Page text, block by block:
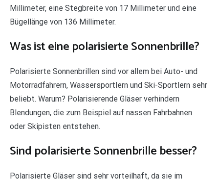
Millimeter, eine Stegbreite von 17 Millimeter und eine
Bügellänge von 136 Millimeter.
Was ist eine polarisierte Sonnenbrille?
Polarisierte Sonnenbrillen sind vor allem bei Auto- und
Motorradfahrern, Wassersportlern und Ski-Sportlern sehr
beliebt. Warum? Polarisierende Gläser verhindern
Blendungen, die zum Beispiel auf nassen Fahrbahnen
oder Skipisten entstehen.
Sind polarisierte Sonnenbrille besser?
Polarisierte Gläser sind sehr vorteilhaft, da sie im